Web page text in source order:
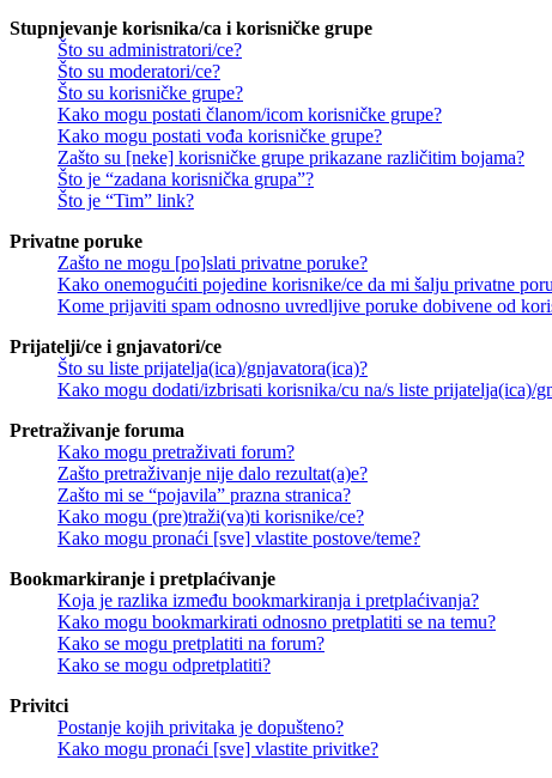
Stupnjevanje korisnika/ca i korisničke grupe
Što su administratori/ce?
Što su moderatori/ce?
Što su korisničke grupe?
Kako mogu postati članom/icom korisničke grupe?
Kako mogu postati vođa korisničke grupe?
Zašto su [neke] korisničke grupe prikazane različitim bojama?
Što je “zadana korisnička grupa”?
Što je “Tim” link?
Privatne poruke
Zašto ne mogu [po]slati privatne poruke?
Kako onemogućiti pojedine korisnike/ce da mi šalju privatne
Kome prijaviti spam odnosno uvredljive poruke dobivene od
Prijatelji/ce i gnjavatori/ce
Što su liste prijatelja(ica)/gnjavatora(ica)?
Kako mogu dodati/izbrisati korisnika/cu na/s liste prijatelja(ica)/
Pretraživanje foruma
Kako mogu pretraživati forum?
Zašto pretraživanje nije dalo rezultat(a)e?
Zašto mi se “pojavila” prazna stranica?
Kako mogu (pre)traži(va)ti korisnike/ce?
Kako mogu pronaći [sve] vlastite postove/teme?
Bookmarkiranje i pretplaćivanje
Koja je razlika između bookmarkiranja i pretplaćivanja?
Kako mogu bookmarkirati odnosno pretplatiti se na temu?
Kako se mogu pretplatiti na forum?
Kako se mogu odpretplatiti?
Privitci
Postanje kojih privitaka je dopušteno?
Kako mogu pronaći [sve] vlastite privitke?